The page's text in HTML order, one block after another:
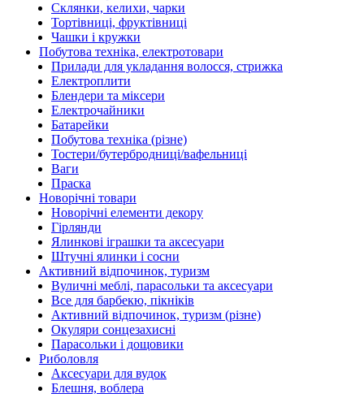
Склянки, келихи, чарки
Тортівниці, фруктівниці
Чашки і кружки
Побутова техніка, електротовари
Прилади для укладання волосся, стрижка
Електроплити
Блендери та міксери
Електрочайники
Батарейки
Побутова техніка (різне)
Тостери/бутербродниці/вафельниці
Ваги
Праска
Новорічні товари
Новорічні елементи декору
Гірлянди
Ялинкові іграшки та аксесуари
Штучні ялинки і сосни
Активний відпочинок, туризм
Вуличні меблі, парасольки та аксесуари
Все для барбекю, пікніків
Активний відпочинок, туризм (різне)
Окуляри сонцезахисні
Парасольки і дощовики
Риболовля
Аксесуари для вудок
Блешня, воблера